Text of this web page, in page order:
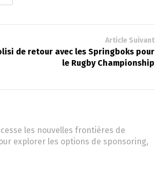
Article Suivant
de retour avec les Springboks pour
le Rugby Championship
les nouvelles frontières de
explorer les options de sponsoring,